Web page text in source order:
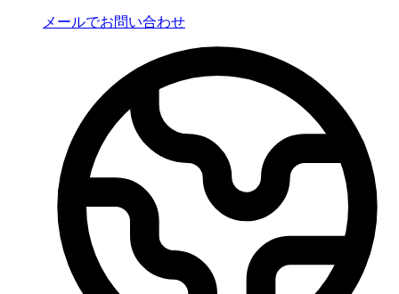
メールでお問い合わせ